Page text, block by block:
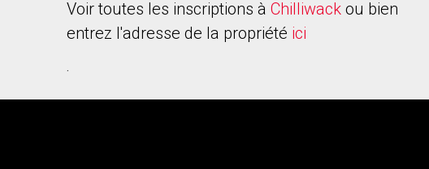
Voir toutes les inscriptions à Chilliwack ou bien
entrez l'adresse de la propriété ici
.